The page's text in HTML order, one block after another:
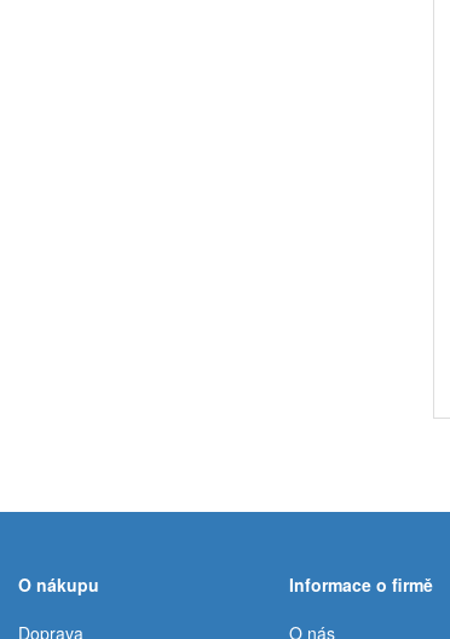
O nákupu
Doprava
Informace o firmě
O nás